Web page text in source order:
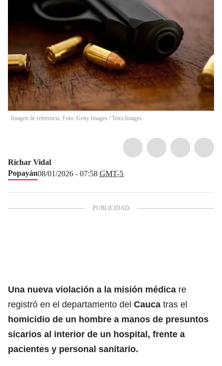
Imagen de referencia. Foto: Getty Images / Tetra Images.
Richar Vidal
Popayán08/01/2026 - 07:58 GMT-5
Una nueva violación a la misión médica re
registró en el departamento del Cauca tras el
homicidio de un hombre a manos de presuntos
sicarios al interior de un hospital, frente a
pacientes y personal sanitario.